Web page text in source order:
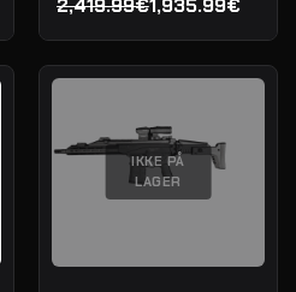
2,419.99€
Den oprindelige pris var:
1,935.99€
Den aktuelle pris er:
IKKE PÅ
LAGER